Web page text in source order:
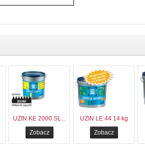
UZIN KE 2000 SL...
Zobacz
UZIN LE 44 14 kg
Zobacz